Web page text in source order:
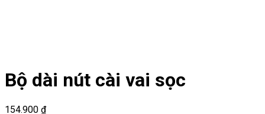
Bộ dài nút cài vai sọc
154.900 ₫